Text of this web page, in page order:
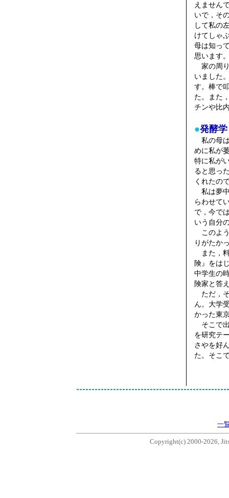
えません
いで，そ
して私の
けてしゃ
母は知っ
思います
家の周
いました
す。棒で
た。また
チンや比
●発酵
私の母
めに私が
特に私が
ると思っ
くれたの
私は夢
らわせて
で，今で
いう自分
このよ
りがたか
また，
険』をは
中学生の
険家と答
ただ，
ん。大学
かった東
そこで
を研究テ
さやを好
た。そこ
一
Copyright(c) 2000-2026,